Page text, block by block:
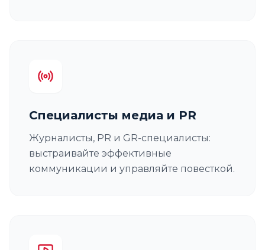
Специалисты медиа и PR
Журналисты, PR и GR-специалисты:
выстраивайте эффективные
коммуникации и управляйте повесткой.